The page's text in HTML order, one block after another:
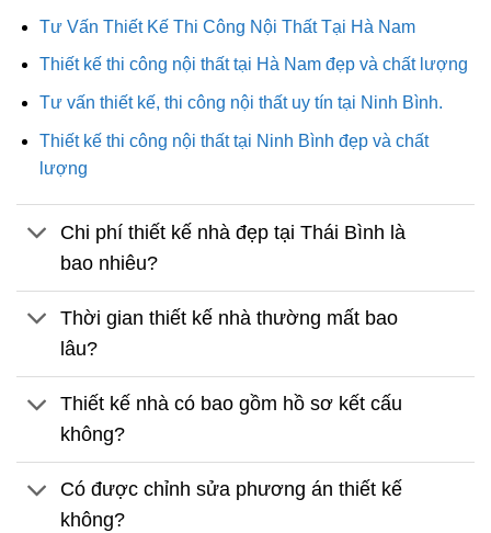
Tư Vấn Thiết Kế Thi Công Nội Thất Tại Hà Nam
Thiết kế thi công nội thất tại Hà Nam đẹp và chất lượng
Tư vấn thiết kế, thi công nội thất uy tín tại Ninh Bình.
Thiết kế thi công nội thất tại Ninh Bình đẹp và chất
lượng
Chi phí thiết kế nhà đẹp tại Thái Bình là
bao nhiêu?
Thời gian thiết kế nhà thường mất bao
lâu?
Thiết kế nhà có bao gồm hồ sơ kết cấu
không?
Có được chỉnh sửa phương án thiết kế
không?